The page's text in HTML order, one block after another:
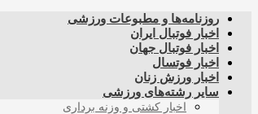
روزنامه‌ها و مطبوعات ورزشی
اخبار فوتبال ایران
اخبار فوتبال جهان
اخبار فوتسال
اخبار ورزش زنان
سایر رشته‌های ورزشی
اخبار کشتی و وزنه برداری